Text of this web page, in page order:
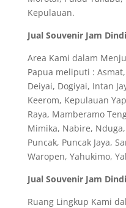
Kepulauan.
Jual Souvenir Jam
Area Kami dalam
Papua meliputi :
Deiyai, Dogiyai, Intan
Keerom, Kepulauan
Raya, Mamberamo
Mimika, Nabire,
Puncak, Puncak Jaya,
Waropen, Yahukimo,
Jual Souvenir Jam
Ruang Lingkup Kami